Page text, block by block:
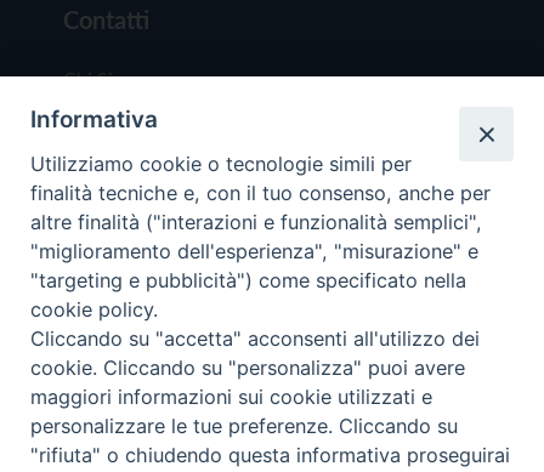
Contatti
Chi Siamo
Redazione
Scrivici
Copyright © 2019 - Tutti i diritti riservati - Vita
Trentina Editrice
Privacy Policy
Torna
Informativa
Utilizziamo cookie o tecnologie simili per
finalità tecniche e, con il tuo consenso, anche per
altre finalità ("interazioni e funzionalità semplici",
"miglioramento dell'esperienza", "misurazione" e
"targeting e pubblicità") come specificato nella
cookie policy.
Cliccando su "accetta" acconsenti all'utilizzo dei
cookie. Cliccando su "personalizza" puoi avere
maggiori informazioni sui cookie utilizzati e
personalizzare le tue preferenze. Cliccando su
"rifiuta" o chiudendo questa informativa proseguirai